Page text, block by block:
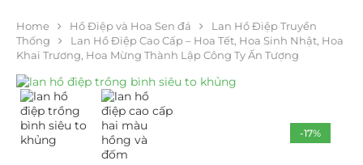
Home Hồ Điệp và Hoa Sen đá
Lan Hồ Điệp Truyền
Thống
Lan Hồ Điệp Cao Cấp – Hoa Tết, Hoa Sinh Nhật, Hoa
Khai Trương, Hoa Mừng Thành Lập Công Ty Ấn Tượng
-17%